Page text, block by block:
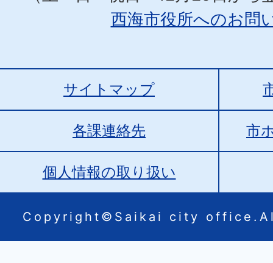
西海市役所へのお問
サイトマップ
各課連絡先 市
個人情報の取り扱い
Copyright©Saikai city